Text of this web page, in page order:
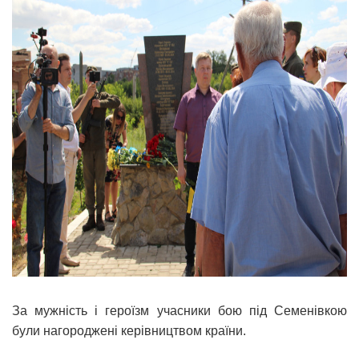
За мужність і героїзм учасники бою під Семенівкою
були нагороджені керівництвом країни.